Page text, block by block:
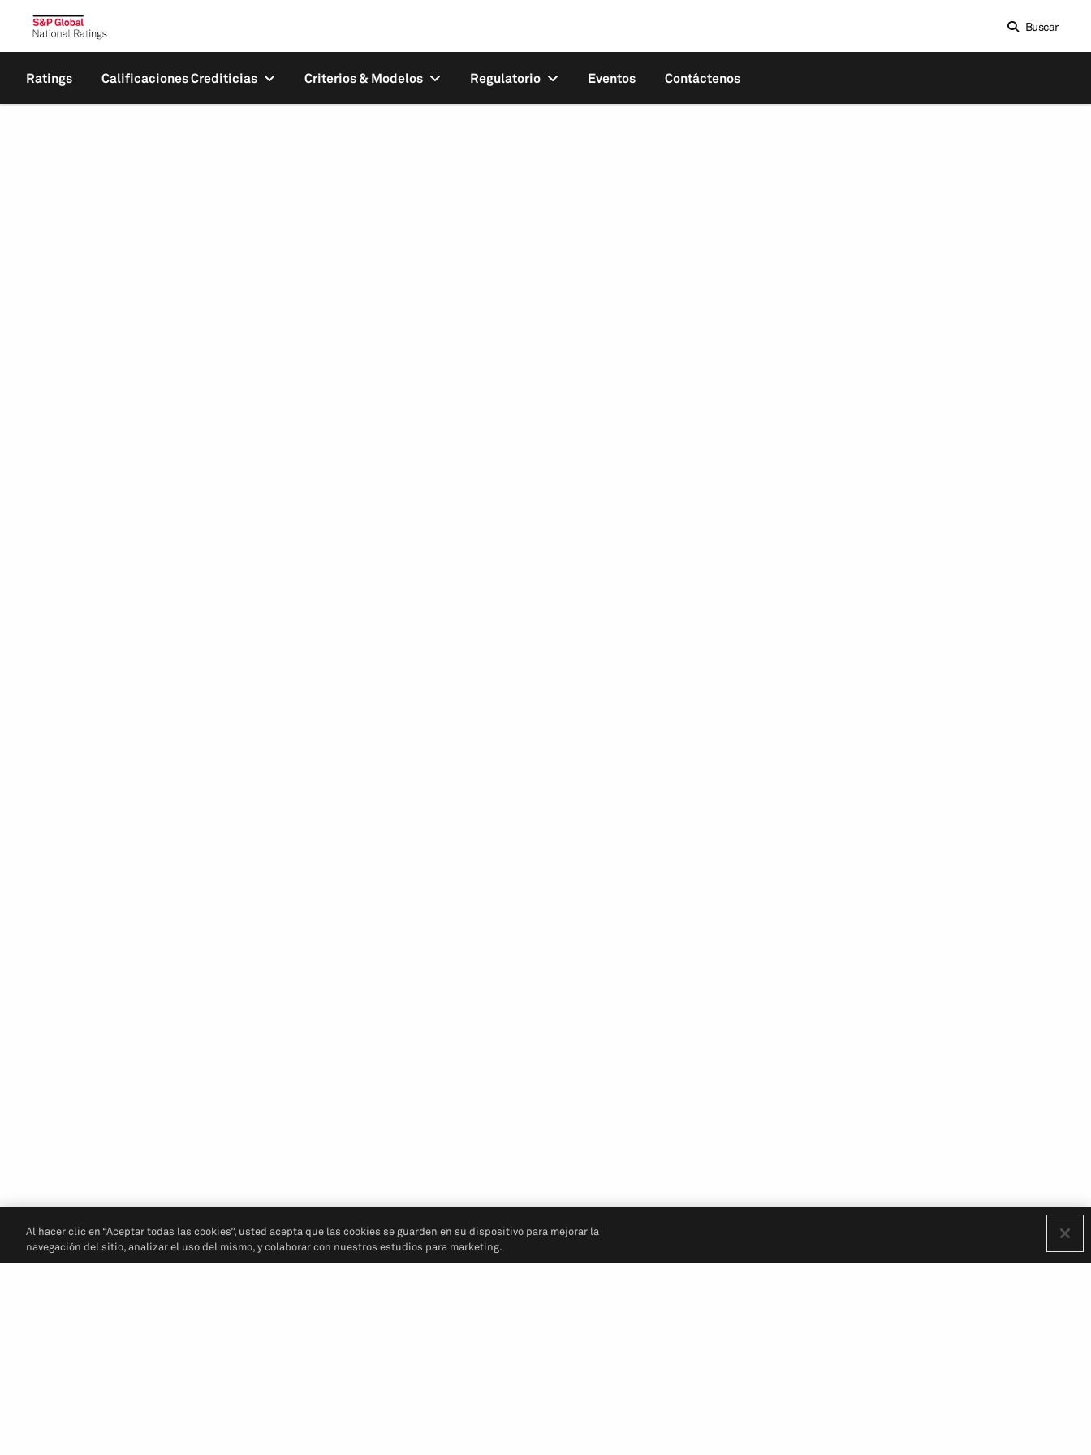
Buscar
Ratings Calificaciones Crediticias Criterios & Modelos Regulatorio Eventos Contáctenos
Al hacer clic en “Aceptar todas las cookies”, usted acepta que las cookies se guarden en su dispositivo para mejorar la
navegación del sitio, analizar el uso del mismo, y colaborar con nuestros estudios para marketing.